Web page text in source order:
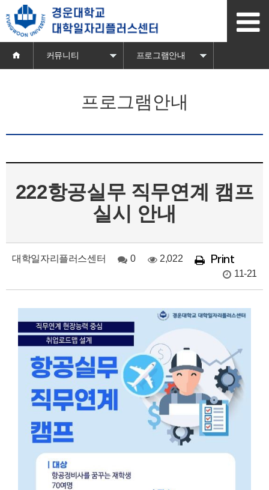
문
로
기
커뮤니티 프로그램안내
프로그램안내
222항공실무 직무연계 캠프
실시 안내
대학일자리플러스센터 0 2,022 Print
11-21